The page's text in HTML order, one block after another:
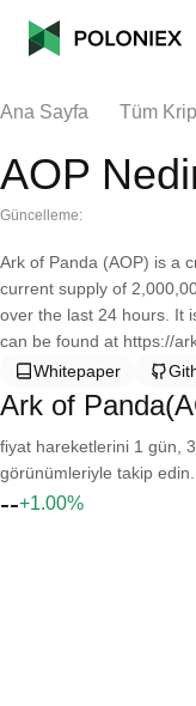
Ana Sayfa Tüm
AOP
Güncelleme:
Ark of Panda (AOP) is a
current supply of
over the last 24 hours. It
can be found at https://
Whitepaper
Ark of
fiyat hareketlerini 1 gün,
görünümleriyle takip edin.
--+1.00%